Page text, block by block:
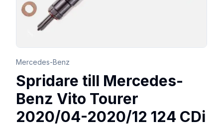
Mercedes-Benz
Spridare till Mercedes-
Benz Vito Tourer
2020/04-2020/12 124 CDi